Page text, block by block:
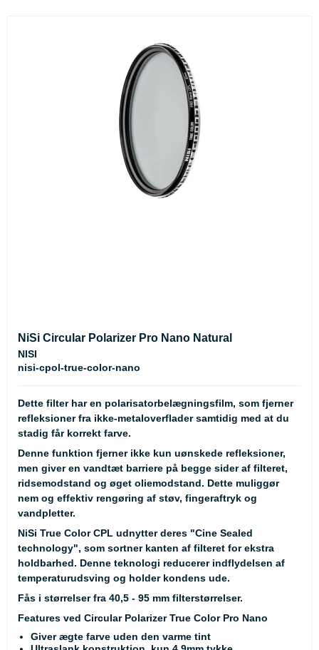
NiSi Circular Polarizer Pro Nano Natural
NISI
nisi-cpol-true-color-nano
Dette filter har en polarisatorbelægningsfilm, som fjerner
refleksioner fra ikke-metaloverflader samtidig med at du
stadig får korrekt farve.
Denne funktion fjerner ikke kun uønskede refleksioner,
men giver en vandtæt barriere på begge sider af filteret,
ridsemodstand og øget oliemodstand. Dette muliggør
nem og effektiv rengøring af støv, fingeraftryk og
vandpletter.
NiSi True Color CPL udnytter deres "Cine Sealed
technology", som sortner kanten af filteret for ekstra
holdbarhed. Denne teknologi reducerer indflydelsen af
temperaturudsving og holder kondens ude.
Fås i størrelser fra 40,5 - 95 mm filterstørrelser.
Features ved Circular Polarizer True Color Pro Nano
Giver ægte farve uden den varme tint